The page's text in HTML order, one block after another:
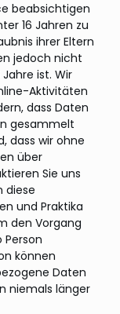
beabsichtigen
16 Jahren zu
ihrer Eltern
jedoch nicht
ist. Wir
Aktivitäten
dass Daten
gesammelt
dass wir ohne
über
Sie uns
diese
und Praktika
den Vorgang
können
Daten
niemals länger